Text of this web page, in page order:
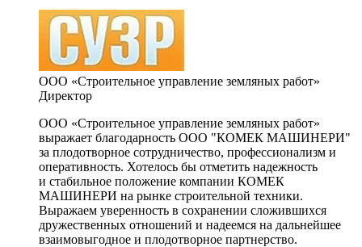
ООО «Строительное управление земляных работ»
Директор
ООО «Строительное управление земляных работ»
выражает благодарность ООО "КОМЕК МАШИНЕРИ"
за плодотворное сотрудничество, профессионализм и
оперативность. Хотелось бы отметить надежность
и стабильное положение компании КОМЕК
МАШИНЕРИ на рынке строительной техники.
Выражаем уверенность в сохранении сложившихся
дружественных отношений и надеемся на дальнейшее
взаимовыгодное и плодотворное партнерство.